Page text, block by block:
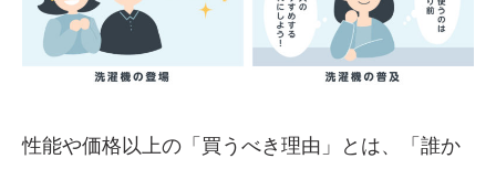
性能や価格以上の「買うべき理由」とは、「誰か